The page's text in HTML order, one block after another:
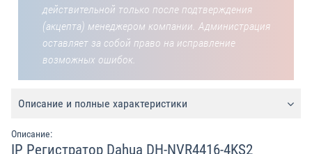
действительной только после подтверждения
(акцепта) менеджером компании. Администрация
оставляет за собой право на исправление
возможных ошибок.
Описание и полные характеристики
Описание:
IP Регистратор Dahua DH-NVR4416-4KS2